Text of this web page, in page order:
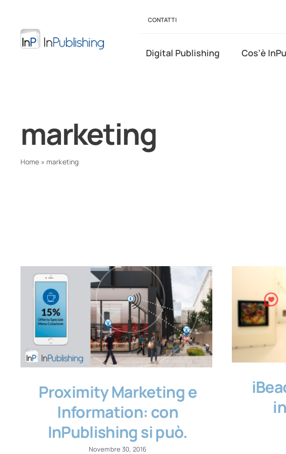
contenuto
CONTATTI
Digital Publishing Cos’è
marketing
Home » marketing
Proximity Marketing e
Information: con
InPublishing si può.
Novembre 30, 2016